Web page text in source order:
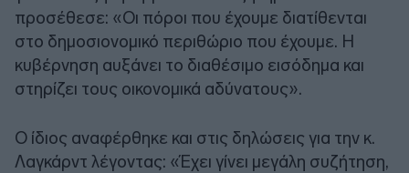
προσέθεσε: «Οι πόροι που έχουμε διατίθενται
στο δημοσιονομικό περιθώριο που έχουμε. Η
κυβέρνηση αυξάνει το διαθέσιμο εισόδημα και
στηρίζει τους οικονομικά αδύνατους».
Ο ίδιος αναφέρθηκε και στις δηλώσεις για την κ.
Λαγκάρντ λέγοντας: «Έχει γίνει μεγάλη συζήτηση,